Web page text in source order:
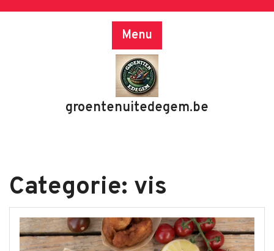
Menu
groentenuitedegem.be
Categorie: vis